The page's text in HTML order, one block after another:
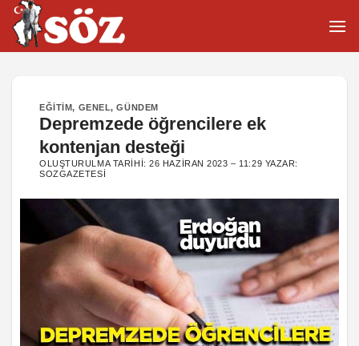
İçeriğe
atla
EĞITIM, GENEL,GÜNDEM
Depremzede öğrencilere ek
kontenjan desteği
OLUŞTURULMA TARIHI:26 HAZIRAN 2023 – 11:29 YAZAR:
SOZGAZETESI